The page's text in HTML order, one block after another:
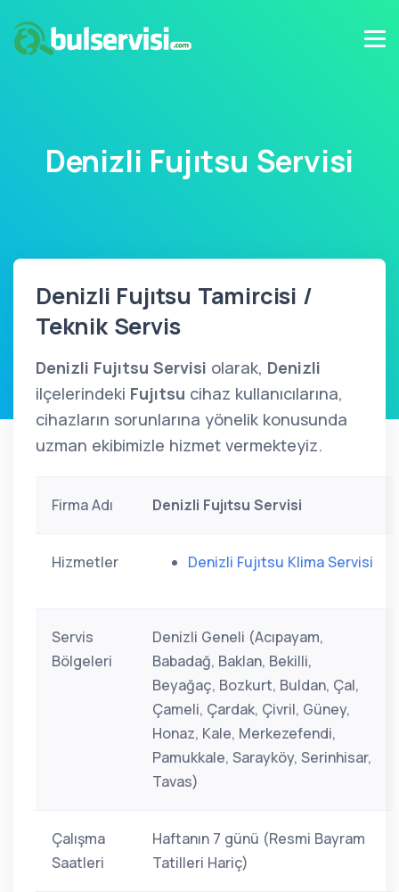
Denizli Fujıtsu Servisi
Denizli Fujıtsu Tamircisi /
Teknik Servis
Denizli Fujıtsu Servisi olarak, Denizli
ilçelerindeki Fujıtsu cihaz kullanıcılarına,
cihazların sorunlarına yönelik konusunda
uzman ekibimizle hizmet vermekteyiz.
Firma Adı Denizli Fujıtsu Servisi
Hizmetler Denizli Fujıtsu Klima Servisi
Servis
Bölgeleri
Denizli Geneli (Acıpayam,
Babadağ, Baklan, Bekilli,
Beyağaç, Bozkurt, Buldan, Çal,
Çameli, Çardak, Çivril, Güney,
Honaz, Kale, Merkezefendi,
Pamukkale, Sarayköy, Serinhisar,
Tavas)
Çalışma
Saatleri
Haftanın 7 günü (Resmi Bayram
Tatilleri Hariç)